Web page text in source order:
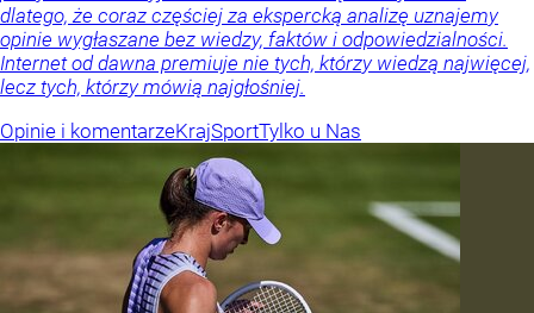
dlatego, że coraz częściej za ekspercką analizę uznajemy
opinie wygłaszane bez wiedzy, faktów i odpowiedzialności.
Internet od dawna premiuje nie tych, którzy wiedzą najwięcej,
lecz tych, którzy mówią najgłośniej.
Opinie i komentarzeKrajSportTylko u Nas